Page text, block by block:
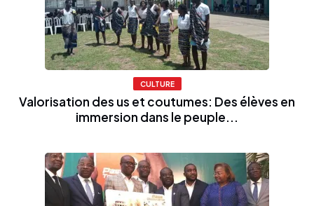
CULTURE
Valorisation des us et coutumes: Des élèves en
immersion dans le peuple...